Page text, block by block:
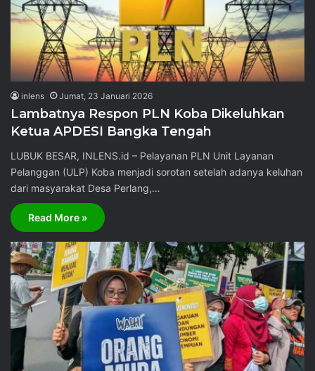
inlens Jumat, 23 Januari 2026
Lambatnya Respon PLN Koba Dikeluhkan
Ketua APDESI Bangka Tengah
LUBUK BESAR, INLENS.id – Pelayanan PLN Unit Layanan
Pelanggan (ULP) Koba menjadi sorotan setelah adanya keluhan
dari masyarakat Desa Perlang,…
Read More »